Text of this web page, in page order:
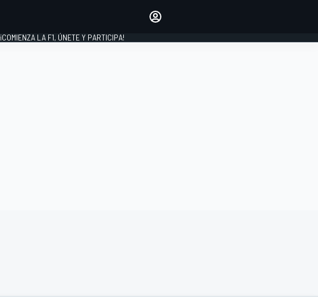
INICIAR SESIÓN
¡COMIENZA LA F1, ÚNETE Y PARTICIPA!